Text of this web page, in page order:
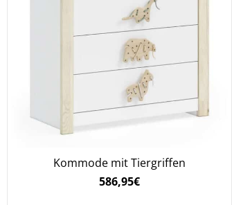
Kommode mit Tiergriffen
586,95€